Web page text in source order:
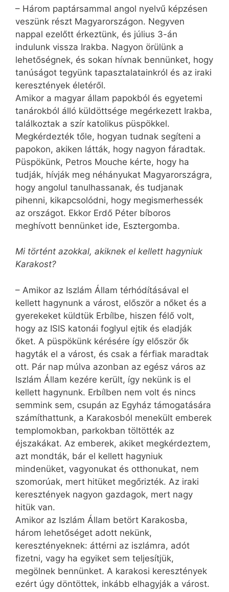
– Három paptársammal angol nyelvű képzésen
veszünk részt Magyarországon. Negyven
nappal ezelőtt érkeztünk, és július 3-án
indulunk vissza Irakba. Nagyon örülünk a
lehetőségnek, és sokan hívnak bennünket, hogy
tanúságot tegyünk tapasztalatainkról és az iraki
keresztények életéről.
Amikor a magyar állam papokból és egyetemi
tanárokból álló küldöttsége megérkezett Irakba,
találkoztak a szír katolikus püspökkel.
Megkérdezték tőle, hogyan tudnak segíteni a
papokon, akiken látták, hogy nagyon fáradtak.
Püspökünk, Petros Mouche kérte, hogy ha
tudják, hívják meg néhányukat Magyar­országra,
hogy angolul tanulhassanak, és tudjanak
pihenni, kikapcsolódni, hogy megismerhessék
az országot. Ekkor Erdő Péter bíboros
meghívott bennünket ide, Esztergomba.
Mi történt azokkal, akiknek el kellett hagyniuk
Karakost?
– Amikor az Iszlám Állam térhódításával el
kellett hagynunk a várost, először a nőket és a
gyerekeket küldtük Erbílbe, hiszen félő volt,
hogy az ISIS katonái foglyul ejtik és eladják
őket. A püspökünk kérésére így először ők
hagyták el a várost, és csak a férfiak maradtak
ott. Pár nap múlva azonban az egész város az
Iszlám Állam kezére került, így nekünk is el
kellett hagynunk. Erbílben nem volt és nincs
semmink sem, csupán az Egyház támogatására
számíthattunk, a Karakosból menekült emberek
templomokban, parkokban töltötték az
éjszakákat. Az emberek, akiket megkérdeztem,
azt mondták, bár el kellett hagyniuk
mindenüket, vagyonukat és otthonukat, nem
szomorúak, mert hitüket megőrizték. Az iraki
keresztények nagyon gazdagok, mert nagy
hitük van.
Amikor az Iszlám Állam betört Karakosba,
három lehetőséget adott nekünk,
keresztényeknek: áttérni az iszlámra, adót
fizetni, vagy ha egyiket sem teljesítjük,
megölnek bennünket. A karakosi keresztények
ezért úgy döntöttek, inkább elhagyják a várost.